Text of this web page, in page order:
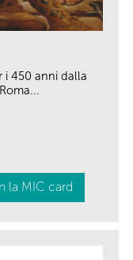
i 450 anni dalla
la MIC card